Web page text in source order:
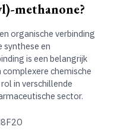
methanone?
organische verbinding
synthese en
is een belangrijk
chemische
in verschillende
sector.